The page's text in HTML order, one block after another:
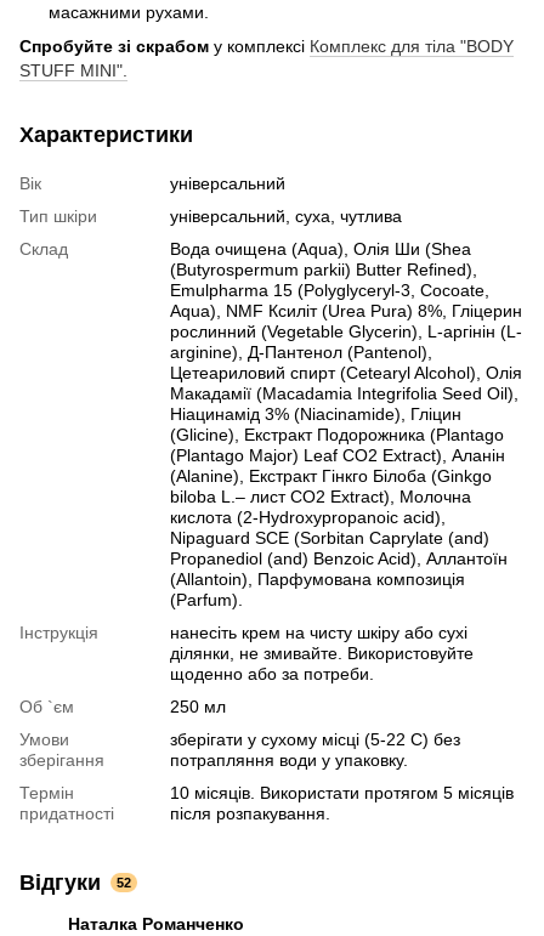
масажними рухами.
Спробуйте зі скрабом у комплексі Комплекс для тіла "BODY
STUFF MINI".
Характеристики
Вік
універсальний
Тип шкіри
універсальний, суха, чутлива
Склад
Вода очищена (Aqua), Олія Ши (Shea
(Butyrospermum parkii) Butter Refined),
Emulpharma 15 (Polyglyceryl-3, Cocoate,
Aqua), NMF Ксиліт (Urea Pura) 8%, Гліцерин
рослинний (Vegetable Glycerin), L-аргінін (L-
arginine), Д-Пантенол (Pantenol),
Цетеариловий спирт (Cetearyl Alcohol), Олія
Макадамії (Macadamia Integrifolia Seed Oil),
Ніацинамід 3% (Niacinamide), Гліцин
(Glicine), Екстракт Подорожника (Plantago
(Plantago Major) Leaf CO2 Extract), Аланін
(Alanine), Екстракт Гінкго Білоба (Ginkgo
biloba L.– лист CO2 Extract), Молочна
кислота (2-Hydroxypropanoic acid),
Nipaguard SCE (Sorbitan Caprylate (and)
Propanediol (and) Benzoic Acid), Аллантоїн
(Allantoin), Парфумована композиція
(Рarfum).
Інструкція
нанесіть крем на чисту шкіру або сухі
ділянки, не змивайте. Використовуйте
щоденно або за потреби.
Об `єм
250 мл
Умови
зберігання
зберігати у сухому місці (5-22 С) без
потрапляння води у упаковку.
Термін
придатності
10 місяців. Використати протягом 5 місяців
після розпакування.
Відгуки 52
Наталка Романченко